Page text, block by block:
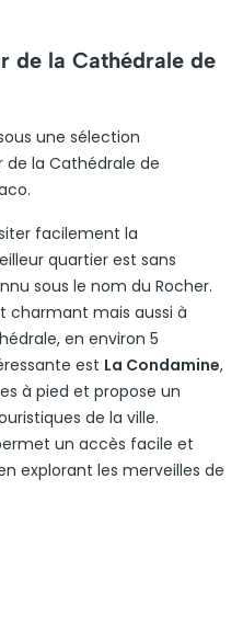
de la Cathédrale de
une sélection
de la Cathédrale de
facilement la
quartier est sans
sous le nom du Rocher.
charmant mais aussi à
en environ 5
est La Condamine,
à pied et propose un
de la ville.
un accès facile et
explorant les merveilles de